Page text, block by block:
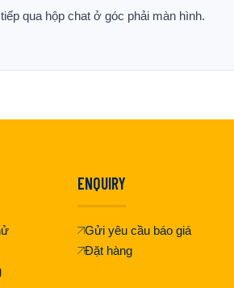
qua hộp chat ở góc phải màn hình.
ENQUIRY
Gửi yêu cầu báo giá
Đặt hàng